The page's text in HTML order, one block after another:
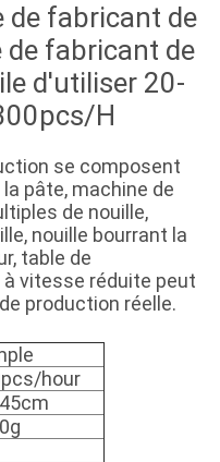
de fabricant de
fabricant de
d'utiliser 20-
H
se composent
pâte, machine de
de nouille,
nouille bourrant la
table de
vitesse réduite peut
production réelle.
hour